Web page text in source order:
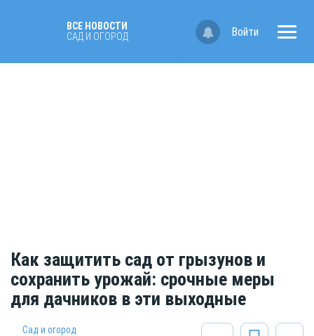
ВСЕ НОВОСТИ
САД И ОГОРОД
Войти
Как защитить сад от грызунов и
сохранить урожай: срочные меры
для дачников в эти выходные
Сад и огород